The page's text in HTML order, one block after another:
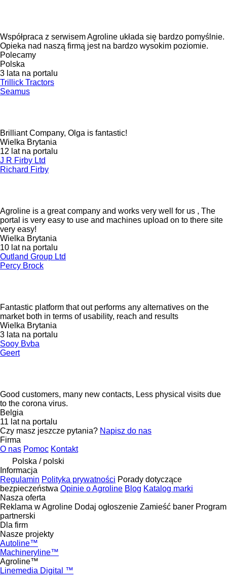
Współpraca z serwisem Agroline układa się bardzo pomyślnie.
Opieka nad naszą firmą jest na bardzo wysokim poziomie.
Polecamy
Polska
3 lata na portalu
Trillick Tractors
Seamus
Brilliant Company, Olga is fantastic!
Wielka Brytania
12 lat na portalu
J R Firby Ltd
Richard Firby
Agroline is a great company and works very well for us , The
portal is very easy to use and machines upload on to there site
very easy!
Wielka Brytania
10 lat na portalu
Outland Group Ltd
Percy Brock
Fantastic platform that out performs any alternatives on the
market both in terms of usability, reach and results
Wielka Brytania
3 lata na portalu
Sooy Bvba
Geert
Good customers, many new contacts, Less physical visits due
to the corona virus.
Belgia
11 lat na portalu
Czy masz jeszcze pytania? Napisz do nas
Firma
O nas Pomoc Kontakt
Polska / polski
Informacja
Regulamin Polityka prywatności Porady dotyczące
bezpieczeństwa Opinie o Agroline Blog Katalog marki
Nasza oferta
Reklama w Agroline Dodaj ogłoszenie Zamieść baner Program
partnerski
Dla firm
Nasze projekty
Autoline™
Machineryline™
Agroline™
Linemedia Digital ™